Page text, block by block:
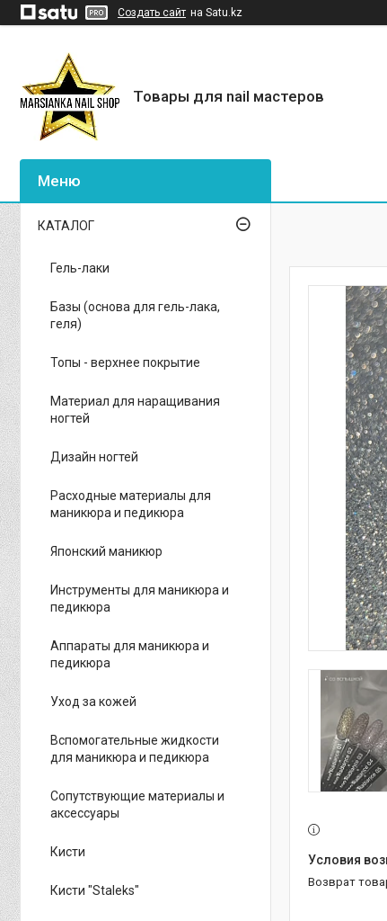
Создать сайт на Satu.kz
Товары для nail мастеров
возврат
КАТАЛОГ
Гель-лаки
Базы (основа для гель-лака,
геля)
Топы - верхнее покрытие
Материал для наращивания
ногтей
Дизайн ногтей
Расходные материалы для
маникюра и педикюра
Японский маникюр
Инструменты для маникюра и
педикюра
Аппараты для маникюра и
педикюра
Уход за кожей
Вспомогательные жидкости
для маникюра и педикюра
Сопутствующие материалы и
аксессуары
Кисти
Кисти "Staleks"